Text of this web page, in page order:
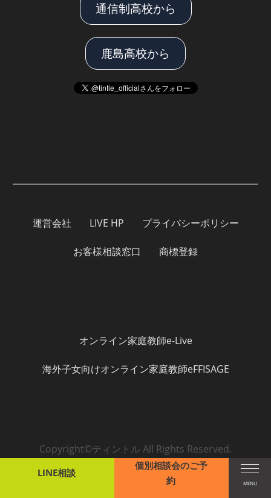
LINE相談
個別相談会のご予
約
MENU
通信制高校から
鹿島高校から
運営会社 LIVE HP プライバシーポリシー
お客様相談窓口 商標登録
オンライン家庭教師e-Live
海外子女向けオンライン家庭教師eFFISAGE
Copyright©ティントル All Rights Reserved.